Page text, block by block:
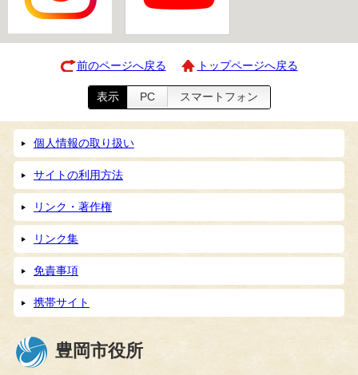
前のページへ戻る トップページへ戻る
表示 PC スマートフォン
個人情報の取り扱い
サイトの利用方法
リンク・著作権
リンク集
免責事項
携帯サイト
豊岡市役所